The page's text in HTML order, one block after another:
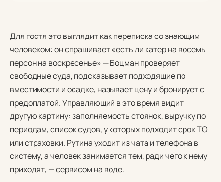
Для гостя это выглядит как переписка со знающим
человеком: он спрашивает «есть ли катер на восемь
персон на воскресенье» — Боцман проверяет
свободные суда, подсказывает подходящие по
вместимости и осадке, называет цену и бронирует с
предоплатой. Управляющий в это время видит
другую картину: заполняемость стоянок, выручку по
периодам, список судов, у которых подходит срок ТО
или страховки. Рутина уходит из чата и телефона в
систему, а человек занимается тем, ради чего к нему
приходят, — сервисом на воде.